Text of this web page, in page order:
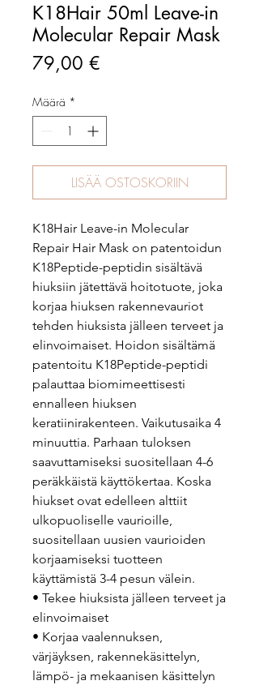
K18Hair 50ml Leave-in
Molecular Repair Mask
79,00 €
Määrä *
LISÄÄ OSTOSKORIIN
K18Hair Leave-in Molecular
Repair Hair Mask on patentoidun
K18Peptide-peptidin sisältävä
hiuksiin jätettävä hoitotuote, joka
korjaa hiuksen rakennevauriot
tehden hiuksista jälleen terveet ja
elinvoimaiset. Hoidon sisältämä
patentoitu K18Peptide-peptidi
palauttaa biomimeettisesti
ennalleen hiuksen
keratiinirakenteen. Vaikutusaika 4
minuuttia. Parhaan tuloksen
saavuttamiseksi suositellaan 4-6
peräkkäistä käyttökertaa. Koska
hiukset ovat edelleen alttiit
ulkopuoliselle vaurioille,
suositellaan uusien vaurioiden
korjaamiseksi tuotteen
käyttämistä 3-4 pesun välein.
• Tekee hiuksista jälleen terveet ja
elinvoimaiset
• Korjaa vaalennuksen,
värjäyksen, rakennekäsittelyn,
lämpö- ja mekaanisen käsittelyn